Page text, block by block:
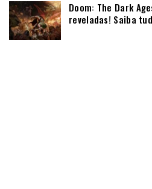
Doom: The Dark
reveladas! Saiba